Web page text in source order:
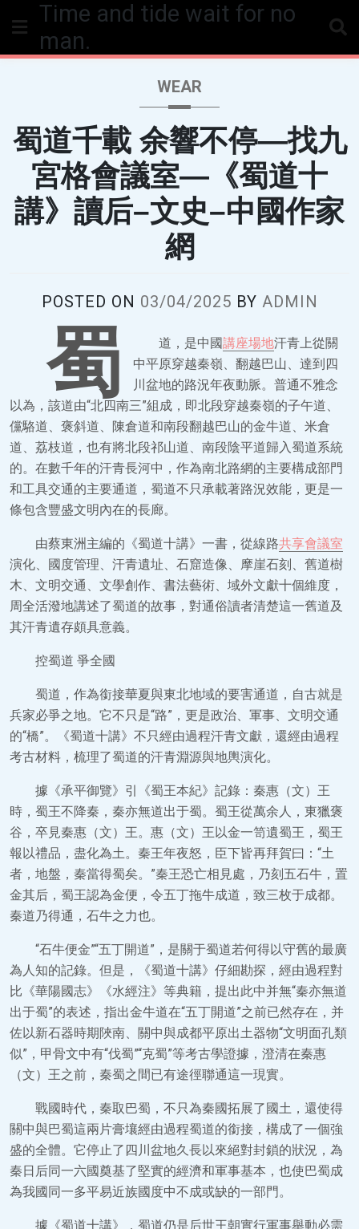
Time and tide wait for no
man.
WEAR
蜀道千載 余響不停—找九
宮格會議室—《蜀道十
講》讀后–文史–中國作家
網
POSTED ON 03/04/2025 BY ADMIN
蜀 道，是中國講座場地汗青上從關
中平原穿越秦嶺、翻越巴山、達到四
川盆地的路況年夜動脈。普通不雅念
以為，該道由“北四南三”組成，即北段穿越秦嶺的子午道、
儻駱道、褒斜道、陳倉道和南段翻越巴山的金牛道、米倉
道、荔枝道，也有將北段祁山道、南段陰平道歸入蜀道系統
的。在數千年的汗青長河中，作為南北路網的主要構成部門
和工具交通的主要通道，蜀道不只承載著路況效能，更是一
條包含豐盛文明內在的長廊。
由蔡東洲主編的《蜀道十講》一書，從線路共享會議室
演化、國度管理、汗青遺址、石窟造像、摩崖石刻、舊道樹
木、文明交通、文學創作、書法藝術、域外文獻十個維度，
周全活潑地講述了蜀道的故事，對通俗讀者清楚這一舊道及
其汗青遺存頗具意義。
控蜀道 爭全國
蜀道，作為銜接華夏與東北地域的要害通道，自古就是
兵家必爭之地。它不只是“路”，更是政治、軍事、文明交通
的“橋”。《蜀道十講》不只經由過程汗青文獻，還經由過程
考古材料，梳理了蜀道的汗青淵源與地輿演化。
據《承平御覽》引《蜀王本紀》記錄：秦惠（文）王
時，蜀王不降秦，秦亦無道出于蜀。蜀王從萬余人，東獵褒
谷，卒見秦惠（文）王。惠（文）王以金一笥遺蜀王，蜀王
報以禮品，盡化為土。秦王年夜怒，臣下皆再拜賀曰：“土
者，地盤，秦當得蜀矣。”秦王恐亡相見處，乃刻五石牛，置
金其后，蜀王認為金便，令五丁拖牛成道，致三枚于成都。
秦道乃得通，石牛之力也。
“石牛便金”“五丁開道”，是關于蜀道若何得以守舊的最廣
為人知的記錄。但是，《蜀道十講》仔細勘探，經由過程對
比《華陽國志》《水經注》等典籍，提出此中并無“秦亦無道
出于蜀”的表述，指出金牛道在“五丁開道”之前已然存在，并
佐以新石器時期陜南、關中與成都平原出土器物“文明面孔類
似”，甲骨文中有“伐蜀”“克蜀”等考古學證據，澄清在秦惠
（文）王之前，秦蜀之間已有途徑聯通這一現實。
戰國時代，秦取巴蜀，不只為秦國拓展了國土，還使得
關中與巴蜀這兩片膏壤經由過程蜀道的銜接，構成了一個強
盛的全體。它停止了四川盆地久長以來絕對封鎖的狀況，為
秦日后同一六國奠基了堅實的經濟和軍事基本，也使巴蜀成
為我國同一多平易近族國度中不成或缺的一部門。
據《蜀道十講》，蜀道仍是后世王朝實行軍事舉動必需